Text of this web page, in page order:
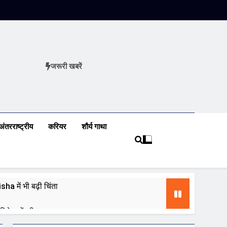
जरूरी खबरें
करियर शौर्य गाथा
में भी बढ़ी चिंता
की नजर